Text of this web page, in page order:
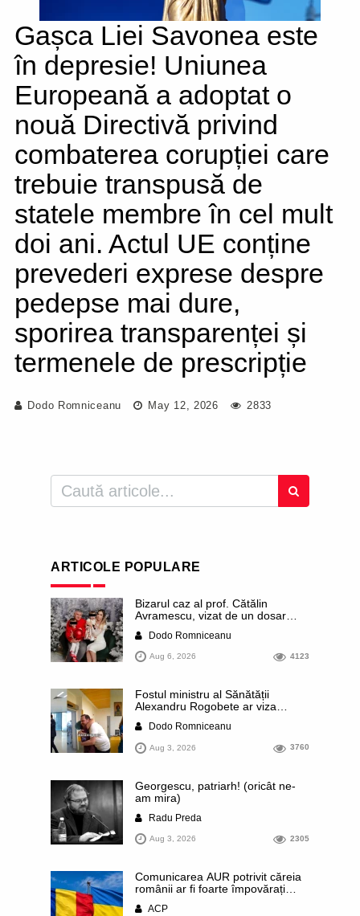
Gașca Liei Savonea este
în depresie! Uniunea
Europeană a adoptat o
nouă Directivă privind
combaterea corupției care
trebuie transpusă de
statele membre în cel mult
doi ani. Actul UE conține
prevederi exprese despre
pedepse mai dure,
sporirea transparenței și
termenele de prescripție
Dodo Romniceanu May 12, 2026 2833
ARTICOLE POPULARE
Bizarul caz al prof. Cătălin
Avramescu, vizat de un dosar
infantilă”. Miroase a execuție
stalinistă. Cea mai imundă parte a
presei publică inclusiv documente
dezvăluite date ultra-personale
ale profesorului, inclusiv
diagnostice și tratamente
Dodo Romniceanu
Aug 6, 2026 4123
Fostul ministru al Sănătății
Alexandru Rogobete ar viza
funcția lui Dominic Fritz de primar
al orașului Timișoara. Pesedistul
publică imagini demne de Coreea
de Nord cu femei din Timișoara
Dodo Romniceanu
Aug 3, 2026 3760
Georgescu, patriarh! (oricât ne-
am mira)
Radu Preda
Aug 3, 2026 2305
Comunicarea AUR potrivit căreia
românii ar fi foarte împovărați
acordat Ucrainei este contrazisă
ACP